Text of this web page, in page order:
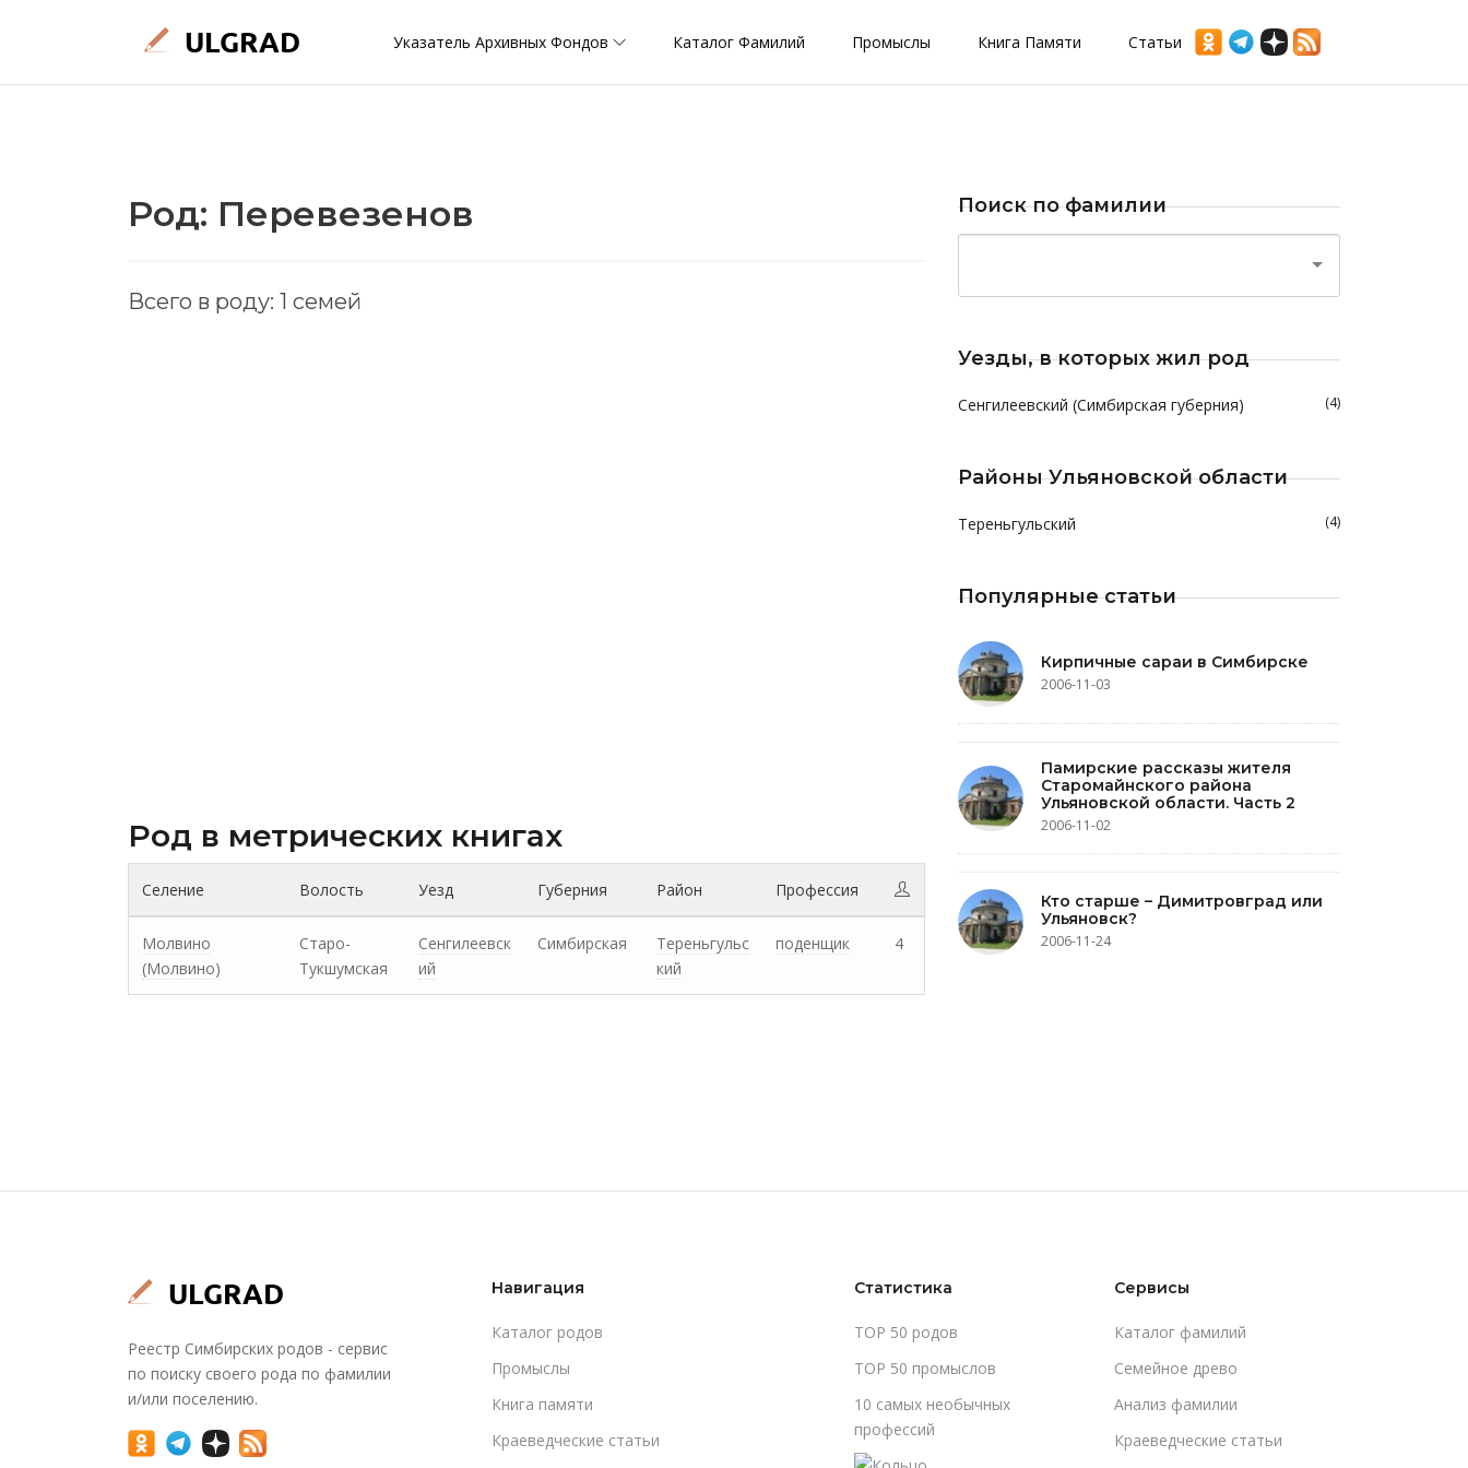
Указатель Архивных Фондов Каталог Фамилий Промыслы Книга Памяти Статьи
Род: Перевезенов
Всего в роду: 1 семей
Род в метрических книгах
Селение Волость Уезд Губерния Район Профессия
Молвино
(Молвино)
Старо-
Тукшумская
Сенгилеевск
ий
Симбирская
Тереньгульс
кий
поденщик 4
Поиск по фамилии
Уезды, в которых жил род
Сенгилеевский (Симбирская губерния) (4)
Районы Ульяновской области
Тереньгульский (4)
Популярные статьи
Кирпичные сараи в Симбирске
2006-11-03
Памирские рассказы жителя
Старомайнского района
Ульяновской области. Часть 2
2006-11-02
Кто старше – Димитровград или
Ульяновск?
2006-11-24
Реестр Симбирских родов - сервис
по поиску своего рода по фамилии
и/или поселению.
Навигация
Каталог родов
Промыслы
Книга памяти
Краеведческие статьи
Статистика
TOP 50 родов
TOP 50 промыслов
10 самых необычных
профессий
Сервисы
Каталог фамилий
Cемейное древо
Анализ фамилии
Краеведческие статьи